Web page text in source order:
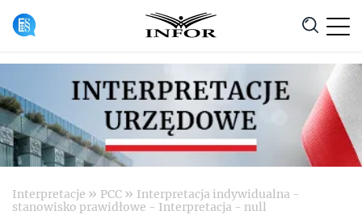
Anuluj
Interpretacje » PCC » Interpretacja indywidualna -
stanowisko prawidłowe - Interpretacja - null